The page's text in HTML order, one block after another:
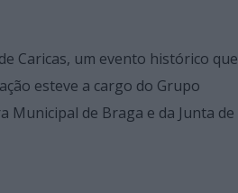
Caricas, um evento histórico que
esteve a cargo do Grupo
Municipal de Braga e da Junta de